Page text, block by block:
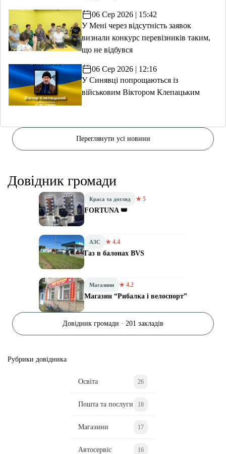
06 Сер 2026 | 15:42
У Мені через відсутність заявок
визнали конкурс перевізників таким,
що не відбувся
06 Сер 2026 | 12:16
У Синявці попрощаються із
військовим Віктором Клепацьким
Переглянути усі новини
Довідник громади
Краса та догляд ★ 5
FORTUNA 👑
АЗС ★ 4.4
Газ в балонах BVS
Магазини ★ 4.2
Магазин “Рибалка і велоспорт”
Довідник громади · 201 закладів
Рубрики довідника
Освіта 26
Пошта та послуги 18
Магазини 17
Автосервіс 16